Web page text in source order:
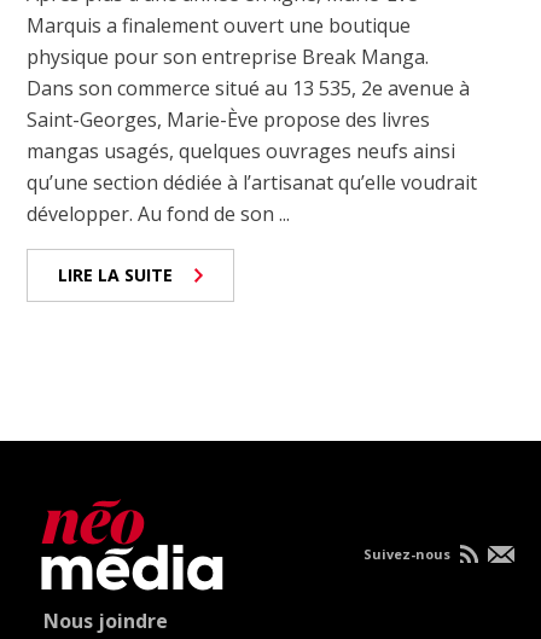
Marquis a finalement ouvert une boutique
physique pour son entreprise Break Manga.
Dans son commerce situé au 13 535, 2e avenue à
Saint-Georges, Marie-Ève propose des livres
mangas usagés, quelques ouvrages neufs ainsi
qu’une section dédiée à l’artisanat qu’elle voudrait
développer. Au fond de son ...
LIRE LA SUITE
Nous joindre
Suivez-nous